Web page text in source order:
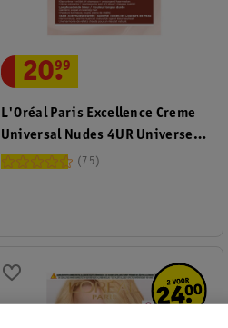
L'Oréal Paris Excellence Creme
Universal Nudes 4UR Universeel
Donkerrood Haarkleuring
20.
99
75